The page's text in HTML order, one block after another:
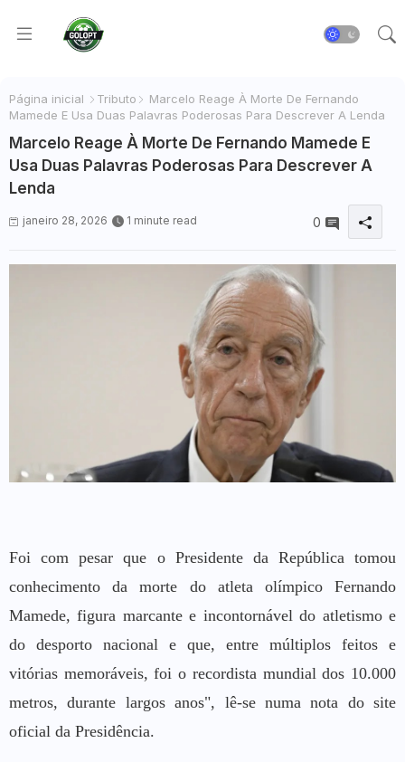
Página inicial Tributo
Marcelo Reage À Morte De Fernando
Mamede E Usa Duas Palavras Poderosas Para Descrever A Lenda
Marcelo Reage À Morte De Fernando Mamede E
Usa Duas Palavras Poderosas Para Descrever A
Lenda
janeiro 28, 2026 1 minute read 0
Foi com pesar que o Presidente da República tomou
conhecimento da morte do atleta olímpico Fernando
Mamede, figura marcante e incontornável do atletismo e
do desporto nacional e que, entre múltiplos feitos e
vitórias memoráveis, foi o recordista mundial dos 10.000
metros, durante largos anos", lê-se numa nota do site
oficial da Presidência.